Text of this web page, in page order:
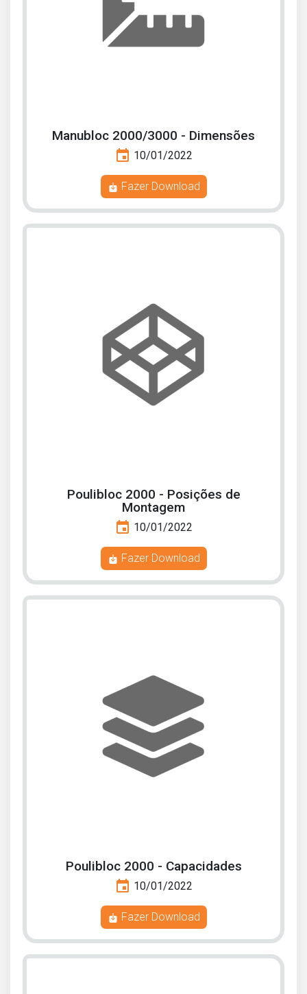
Manubloc 2000/3000 - Dimensões
event 10/01/2022
Fazer Download
Poulibloc 2000 - Posições de
Montagem
event 10/01/2022
Fazer Download
Poulibloc 2000 - Capacidades
event 10/01/2022
Fazer Download